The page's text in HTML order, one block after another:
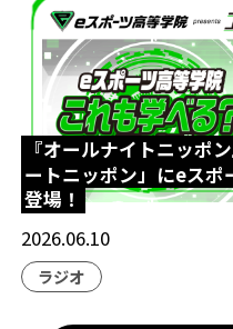
『オールナイトニッポ
ートニッポン」にeスポ
登場！
2026.06.10
ラジオ